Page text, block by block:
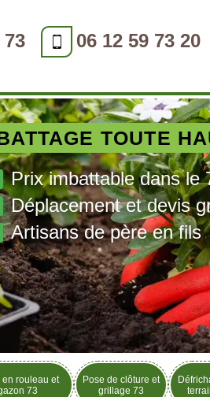
73 06 12 59 73 20
TOUTE
Prix imbattable dans le
Déplacement et devis
Artisans de père en fils
en rouleau et
73
Pose de clôture et
grillage 73